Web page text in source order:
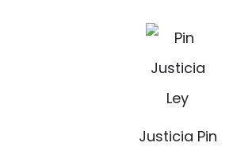
h
a
J
u
s
Justicia Pin